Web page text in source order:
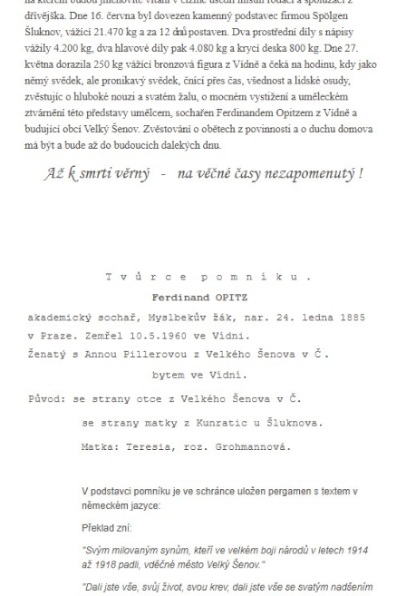
Hrob Jiřího Kasala na hřbitově v Dubé
Pomník padlým rudoarmějcům na hřbitově
v Dubé
Pomník obětem 2. světové války v Dubé
Pomník obětem Rumburské vzpoury u
hřbitova v Rumburku
Pomník obětem 1. světové války na hřbitově
Hrob Rudolfa Hovorky na hřbitově ve
Hrob Ondreje Gurina na hřbitově ve Velkém
Šenově
Hrob Heinricha Hoffmanna na hřbitově ve
Velkém Šenově
Hrob Heinricha Wünscheho na hřbitově ve
Velkém Šenově
Velkém Šenově
Kenotaf Gerharda Adolfa Johanna Sauera
na hřbitově ve Velkém Šenově
Pomník obětem 1. světové války před